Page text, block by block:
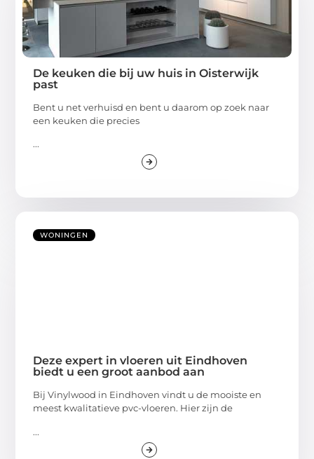
De keuken die bij uw huis in Oisterwijk
past
Bent u net verhuisd en bent u daarom op zoek naar
een keuken die precies
...
WONINGEN
Deze expert in vloeren uit Eindhoven
biedt u een groot aanbod aan
Bij Vinylwood in Eindhoven vindt u de mooiste en
meest kwalitatieve pvc-vloeren. Hier zijn de
...